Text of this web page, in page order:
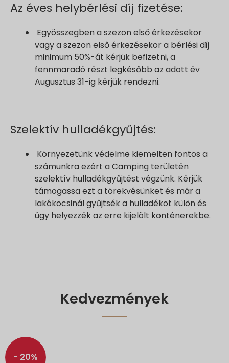
Az éves helybérlési díj fizetése:
Egyösszegben a szezon első érkezésekor
vagy a szezon első érkezésekor a bérlési díj
minimum 50%-át kérjük befizetni, a
fennmaradó részt legkésőbb az adott év
Augusztus 31-ig kérjük rendezni.
Szelektív hulladékgyűjtés:
Környezetünk védelme kiemelten fontos a
számunkra ezért a Camping területén
szelektív hulladékgyűjtést végzünk. Kérjük
támogassa ezt a törekvésünket és már a
lakókocsinál gyűjtsék a hulladékot külön és
úgy helyezzék az erre kijelölt konténerekbe.
Kedvezmények
- 20%